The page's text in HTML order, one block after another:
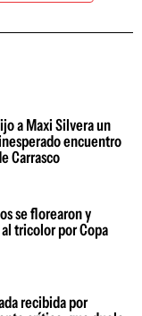
a Maxi Silvera un
encuentro
Carrasco
se florearon y
tricolor por Copa
recibida por